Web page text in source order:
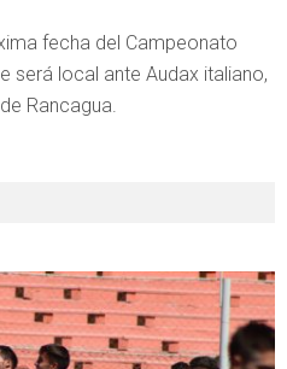
fecha del Campeonato
será local ante Audax italiano,
Rancagua.